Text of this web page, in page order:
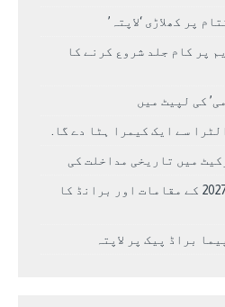
پر کھلاڑی ‘لاپتہ’
پر کام جلد شروع کرنے کا
کی لپیٹ میں
میں تاریخی مداخلت کی
مردوں کے کرکٹ ورلڈ کپ 2027 کے مقامات اور برانڈ کا